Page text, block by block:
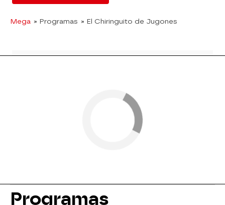
Mega » Programas » El Chiringuito de Jugones
Programas